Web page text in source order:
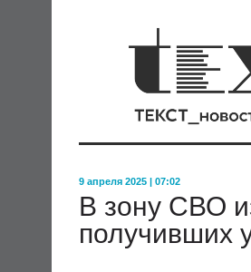
9 апреля 2025 | 07:02
В зону СВО
получивших